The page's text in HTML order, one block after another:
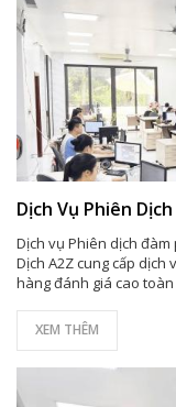
Dịch Vụ Phiên
Dịch vụ Phiên dịch
Dịch A2Z cung cấp
hàng đánh giá cao
XEM THÊM